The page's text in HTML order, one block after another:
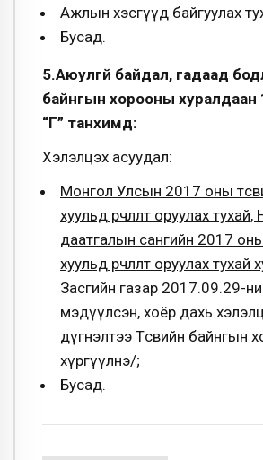
Ажлын хэсгүүд байгуулах
Бусад.
5.Аюулгүй байдал, гадаад
байнгын хорооны хуралдаан
“Г” танхимд:
Хэлэлцэх асуудал:
Монгол Улсын 2017 оны
хуульд өөрчлөлт оруулах
даатгалын сангийн 2017 оны
хуульд өөрчлөлт оруулах тухай
Засгийн газар 2017.09.29-ний
мэдүүлсэн, хоёр дахь
дүгнэлтээ Төсвийн байнгын
хүргүүлнэ/;
Бусад.